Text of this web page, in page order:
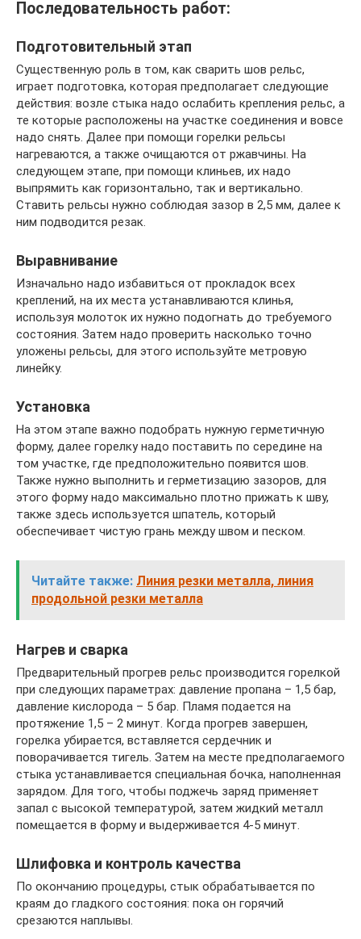
Последовательность работ:
Подготовительный этап
Существенную роль в том, как сварить шов рельс,
играет подготовка, которая предполагает следующие
действия: возле стыка надо ослабить крепления рельс, а
те которые расположены на участке соединения и вовсе
надо снять. Далее при помощи горелки рельсы
нагреваются, а также очищаются от ржавчины. На
следующем этапе, при помощи клиньев, их надо
выпрямить как горизонтально, так и вертикально.
Ставить рельсы нужно соблюдая зазор в 2,5 мм, далее к
ним подводится резак.
Выравнивание
Изначально надо избавиться от прокладок всех
креплений, на их места устанавливаются клинья,
используя молоток их нужно подогнать до требуемого
состояния. Затем надо проверить насколько точно
уложены рельсы, для этого используйте метровую
линейку.
Установка
На этом этапе важно подобрать нужную герметичную
форму, далее горелку надо поставить по середине на
том участке, где предположительно появится шов.
Также нужно выполнить и герметизацию зазоров, для
этого форму надо максимально плотно прижать к шву,
также здесь используется шпатель, который
обеспечивает чистую грань между швом и песком.
Читайте также: Линия резки металла, линия
продольной резки металла
Нагрев и сварка
Предварительный прогрев рельс производится горелкой
при следующих параметрах: давление пропана – 1,5 бар,
давление кислорода – 5 бар. Пламя подается на
протяжение 1,5 – 2 минут. Когда прогрев завершен,
горелка убирается, вставляется сердечник и
поворачивается тигель. Затем на месте предполагаемого
стыка устанавливается специальная бочка, наполненная
зарядом. Для того, чтобы поджечь заряд применяет
запал с высокой температурой, затем жидкий металл
помещается в форму и выдерживается 4-5 минут.
Шлифовка и контроль качества
По окончанию процедуры, стык обрабатывается по
краям до гладкого состояния: пока он горячий
срезаются наплывы.